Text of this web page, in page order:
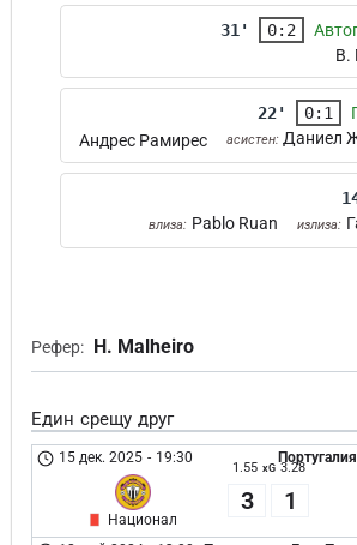
31' 0:2
B.
22' 0:1
Андрес Рамирес
асистен: Даниел
влиза: Pablo Ruan излиза:
Рефер: H. Malheiro
Един срещу друг
15 дек. 2025 - 19:30
Национал
1.55 xG 3.28
3 1